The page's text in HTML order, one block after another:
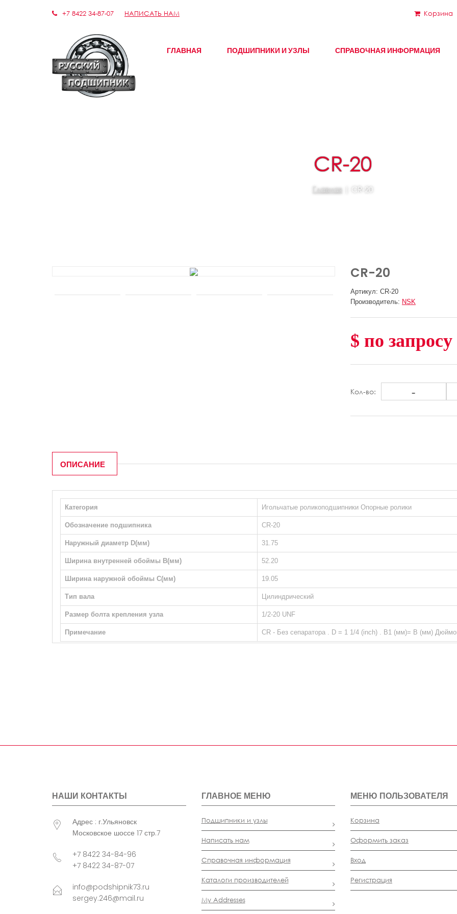
+7 8422 34-87-07 НАПИСАТЬ НАМ Корзина
ГЛАВНАЯ ПОДШИПНИКИ И УЗЛЫ СПРАВОЧНАЯ ИНФОРМАЦИЯ
CR-20
Главная | CR-20
CR-20
Артикул: CR-20
Производитель: NSK
$ по запросу
Кол-во: -
ОПИСАНИЕ
Категория Игольчатые роликоподшипники Опорные ролики
Обозначение подшипника CR-20
Наружный диаметр D(мм) 31.75
Ширина внутренней обоймы B(мм) 52.20
Ширина наружной обоймы С(мм) 19.05
Тип вала Цилиндрический
Размер болта крепления узла 1/2-20 UNF
Примечание CR - Без сепаратора . D = 1 1/4 (inch) . B1 (мм)= B (мм)
НАШИ КОНТАКТЫ
Адрес : г.Ульяновск
Московское шоссе 17 стр.7
+7 8422 34-84-96
+7 8422 34-87-07
info@podshipnik73.ru
sergey.246@mail.ru
ГЛАВНОЕ МЕНЮ
Подшипники и узлы
Написать нам
Справочная информация
Каталоги производителей
My Addresses
МЕНЮ ПОЛЬЗОВАТЕЛЯ
Корзина
Оформить заказ
Вход
Регистрация